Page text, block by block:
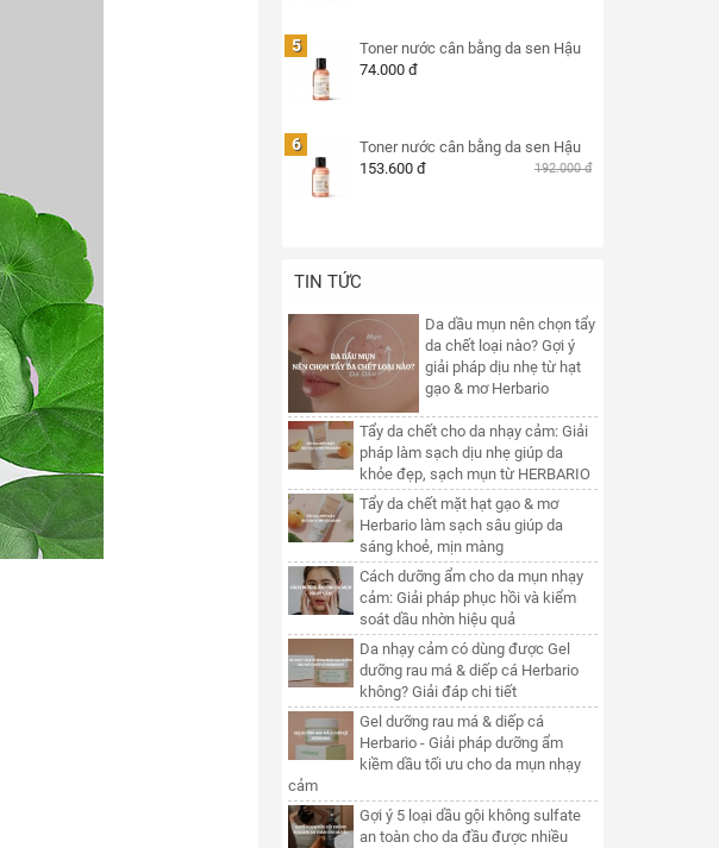
5
Toner nước cân bằng da sen Hậu
74.000 đ
6
Toner nước cân bằng da sen Hậu
153.600 đ
192.000 đ
TIN TỨC
Da dầu mụn nên chọn tẩy
da chết loại nào? Gợi ý
giải pháp dịu nhẹ từ hạt
gạo & mơ Herbario
Tẩy da chết cho da nhạy cảm: Giải
pháp làm sạch dịu nhẹ giúp da
khỏe đẹp, sạch mụn từ HERBARIO
Tẩy da chết mặt hạt gạo & mơ
Herbario làm sạch sâu giúp da
sáng khoẻ, mịn màng
Cách dưỡng ẩm cho da mụn nhạy
cảm: Giải pháp phục hồi và kiểm
soát dầu nhờn hiệu quả
Da nhạy cảm có dùng được Gel
dưỡng rau má & diếp cá Herbario
không? Giải đáp chi tiết
Gel dưỡng rau má & diếp cá
Herbario - Giải pháp dưỡng ẩm
kiềm dầu tối ưu cho da mụn nhạy
cảm
Gợi ý 5 loại dầu gội không sulfate
an toàn cho da đầu được nhiều